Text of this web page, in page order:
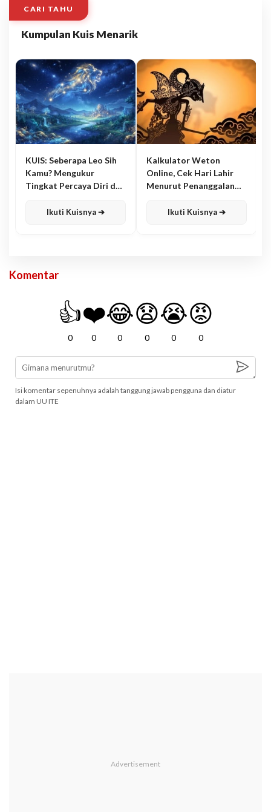
CARI TAHU
Kumpulan Kuis Menarik
KUIS: Seberapa Leo Sih
Kamu? Mengukur
Tingkat Percaya Diri dan
Ikuti Kuisnya ➔
Kalkulator Weton
Online, Cek Hari Lahir
Menurut Penanggalan
Ikuti Kuisnya ➔
Komentar
👍
0
❤️
0
😂
0
😧
0
😭
0
😡
0
Isi komentar sepenuhnya adalah tanggung jawab pengguna dan diatur
dalam UU ITE